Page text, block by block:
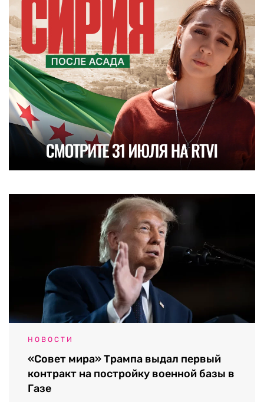
НОВОСТИ
«Совет мира» Трампа выдал первый
контракт на постройку военной базы в
Газе